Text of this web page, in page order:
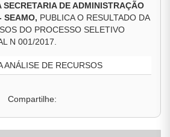
SECRETARIA DE ADMINISTRAÇÃO
SEAMO, PUBLICA O RESULTADO DA
DO PROCESSO SELETIVO
N 001/2017.
ANÁLISE DE RECURSOS
Compartilhe: